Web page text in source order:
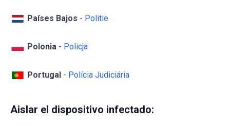
Países Bajos - Politie
Polonia - Policja
Portugal - Polícia Judiciária
Aislar el dispositivo infectado: